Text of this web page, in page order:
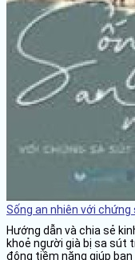
Sống an nhiên với
Hướng dẫn và chia sẻ
khoẻ người già bị sa sút
động tiềm năng giúp